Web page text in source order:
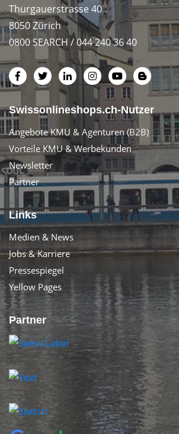
Thurgauerstrasse 40
8050 Zürich
0800 SEARCH / 044 240 36 40
Swissonlineshops.ch-Nutzer
Angebote KMU & Agenturen (B2B)
Vorteile KMU & Werbekunden
Newsletter
Partner
Links
Medien & News
Jobs & Karriere
Pressespiegel
Yellow Pages
Partner